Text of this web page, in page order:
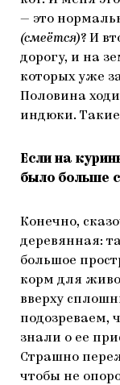
— это
(смеётся)? И
дорогу, и на
которых уже
Половина
индюки.
Если на
было больше
Конечно,
деревянная:
большое
корм для
вверху
подозреваем,
знали о ее
Страшно
чтобы не